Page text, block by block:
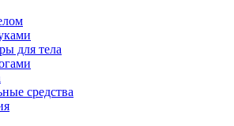
для тела
средства